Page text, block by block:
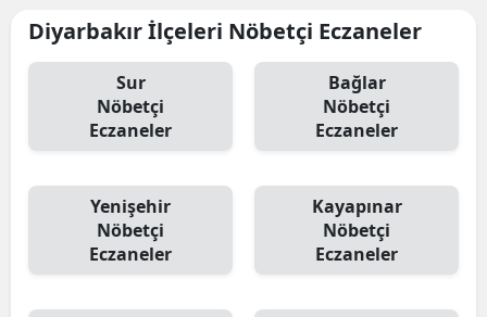
Diyarbakır İlçeleri Nöbetçi Eczaneler
Sur
Nöbetçi
Eczaneler
Bağlar
Nöbetçi
Eczaneler
Yenişehir
Nöbetçi
Eczaneler
Kayapınar
Nöbetçi
Eczaneler